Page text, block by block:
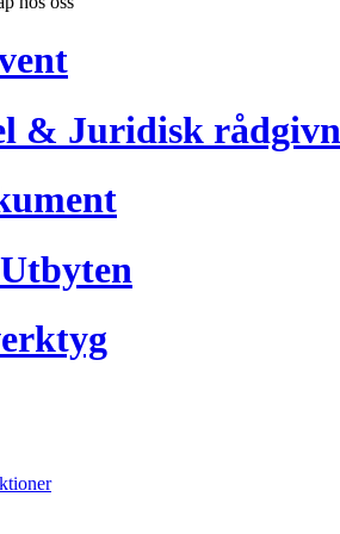
& Juridisk